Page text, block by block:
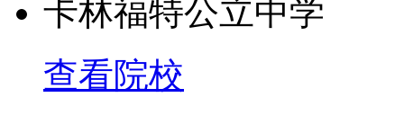
2. 另外六种语言可通过
学校设施
卡林福特公立中学
查看院校